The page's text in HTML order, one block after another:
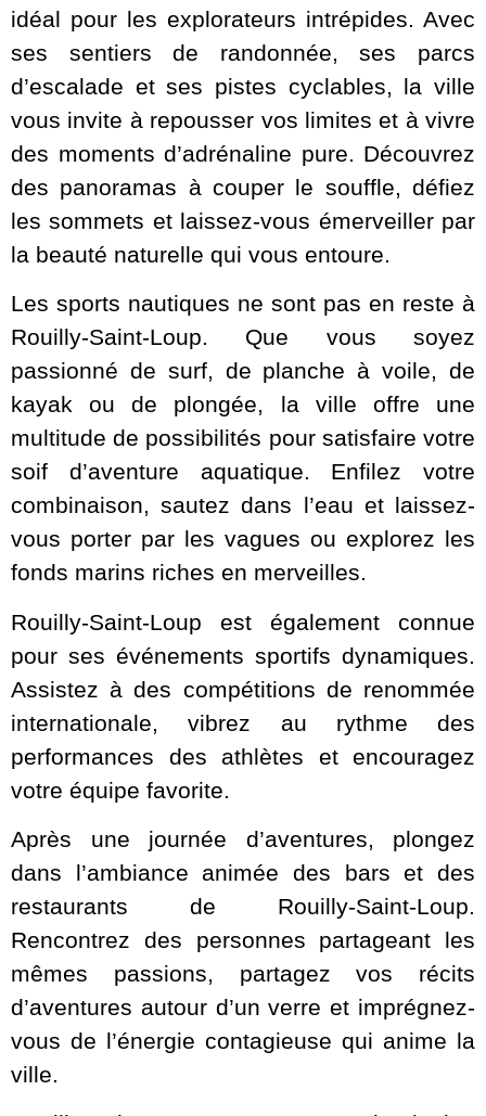
idéal pour les explorateurs intrépides. Avec
ses sentiers de randonnée, ses parcs
d’escalade et ses pistes cyclables, la ville
vous invite à repousser vos limites et à vivre
des moments d’adrénaline pure. Découvrez
des panoramas à couper le souffle, défiez
les sommets et laissez-vous émerveiller par
la beauté naturelle qui vous entoure.
Les sports nautiques ne sont pas en reste à
Rouilly-Saint-Loup. Que vous soyez
passionné de surf, de planche à voile, de
kayak ou de plongée, la ville offre une
multitude de possibilités pour satisfaire votre
soif d’aventure aquatique. Enfilez votre
combinaison, sautez dans l’eau et laissez-
vous porter par les vagues ou explorez les
fonds marins riches en merveilles.
Rouilly-Saint-Loup est également connue
pour ses événements sportifs dynamiques.
Assistez à des compétitions de renommée
internationale, vibrez au rythme des
performances des athlètes et encouragez
votre équipe favorite.
Après une journée d’aventures, plongez
dans l’ambiance animée des bars et des
restaurants de Rouilly-Saint-Loup.
Rencontrez des personnes partageant les
mêmes passions, partagez vos récits
d’aventures autour d’un verre et imprégnez-
vous de l’énergie contagieuse qui anime la
ville.